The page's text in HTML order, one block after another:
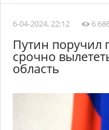
6-04-2024, 22:12
6
Путин поручил
срочно
область